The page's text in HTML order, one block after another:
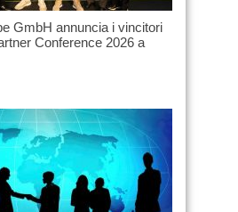
GmbH annuncia i vincitori
Conference 2026 a